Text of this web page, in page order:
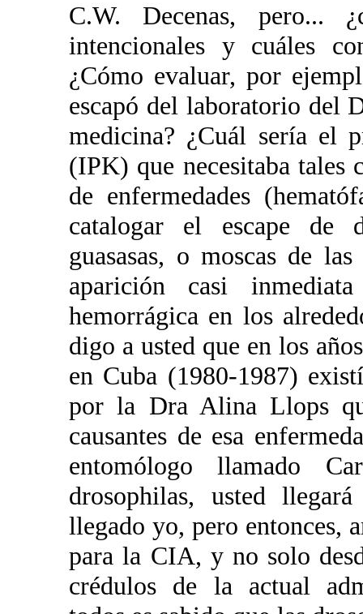
C.W. Decenas, pero...
intencionales y cuáles
¿Cómo evaluar, por
escapó del laboratorio del
medicina? ¿Cuál sería el
(IPK) que necesitaba tales
de enfermedades
catalogar el escape de
guasasas, o moscas de
aparición casi
hemorrágica en los
digo a usted que en los
en Cuba (1980-1987)
por la Dra Alina Llops
causantes de esa
entomólogo llamado
drosophilas, usted
llegado yo, pero entonces,
para la CIA, y no solo
crédulos de la actual